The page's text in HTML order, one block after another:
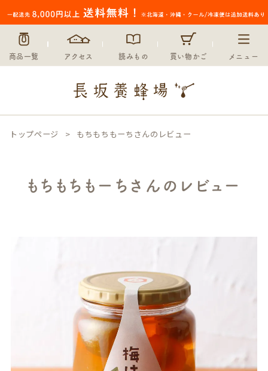
商品一覧 アクセス 読みもの 買い物かご メニュー
トップページ もちもちもーちさんのレビュー
もちもちもーちさんのレビュー